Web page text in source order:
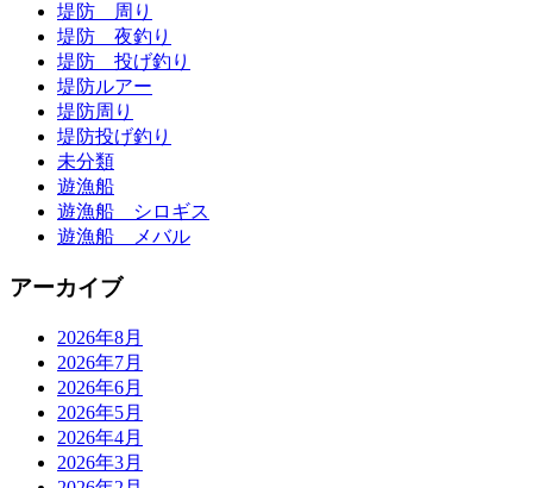
堤防 周り
堤防 夜釣り
堤防 投げ釣り
堤防ルアー
堤防周り
堤防投げ釣り
未分類
遊漁船
遊漁船 シロギス
遊漁船 メバル
アーカイブ
2026年8月
2026年7月
2026年6月
2026年5月
2026年4月
2026年3月